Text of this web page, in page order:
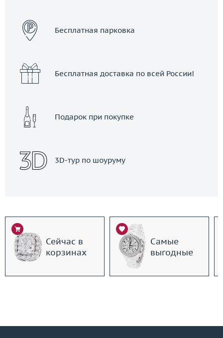
Бесплатная парковка
Бесплатная доставка по всей России!
Подарок при покупке
3D-тур по шоуруму
Сейчас в
корзинах
Самые
выгодные